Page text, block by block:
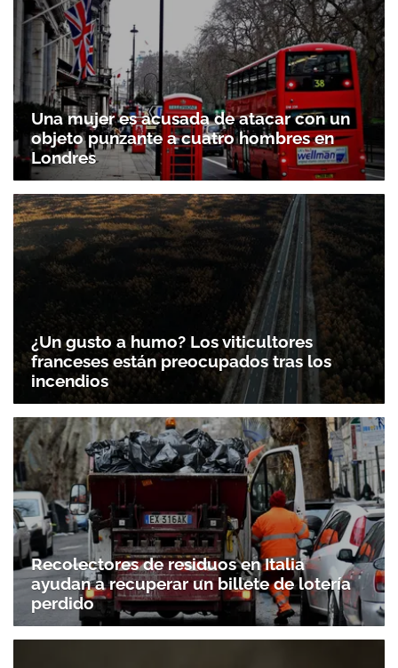
Una mujer es acusada de atacar con un
objeto punzante a cuatro hombres en
Londres
¿Un gusto a humo? Los viticultores
franceses están preocupados tras los
incendios
Recolectores de residuos en Italia
ayudan a recuperar un billete de lotería
perdido